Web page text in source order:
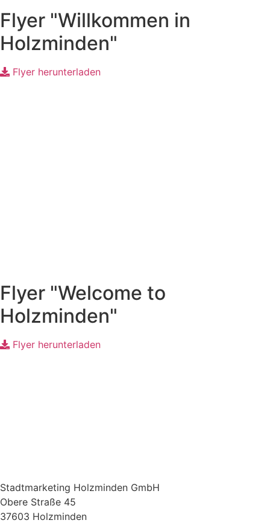
Flyer "Willkommen in
Holzminden"
Flyer herunterladen
Flyer "Welcome to
Holzminden"
Flyer herunterladen
Stadtmarketing Holzminden GmbH
Obere Straße 45
37603 Holzminden